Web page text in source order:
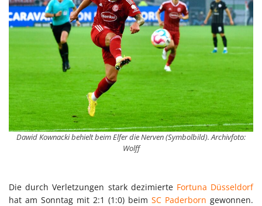
Dawid Kownacki behielt beim Elfer die Nerven (Symbolbild). Archivfoto:
Wolff
Die durch Verletzungen stark dezimierte Fortuna Düsseldorf
hat am Sonntag mit 2:1 (1:0) beim SC Paderborn gewonnen.